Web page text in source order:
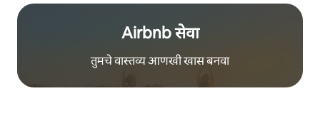
Airbnb सेवा
तुमचे वास्तव्य आणखी खास बनवा